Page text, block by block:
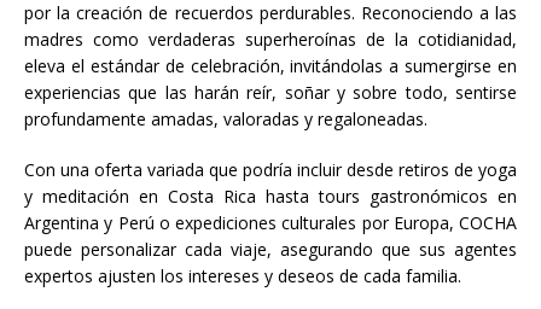
por la creación de recuerdos perdurables. Reconociendo a las
madres como verdaderas superheroínas de la cotidianidad,
eleva el estándar de celebración, invitándolas a sumergirse en
experiencias que las harán reír, soñar y sobre todo, sentirse
profundamente amadas, valoradas y regaloneadas.
Con una oferta variada que podría incluir desde retiros de yoga
y meditación en Costa Rica hasta tours gastronómicos en
Argentina y Perú o expediciones culturales por Europa, COCHA
puede personalizar cada viaje, asegurando que sus agentes
expertos ajusten los intereses y deseos de cada familia.